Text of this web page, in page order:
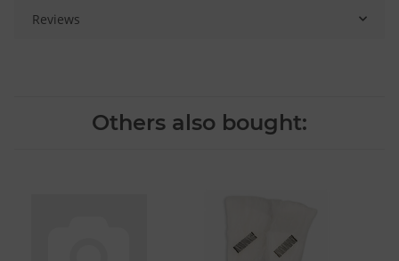
Reviews
Others also bought: